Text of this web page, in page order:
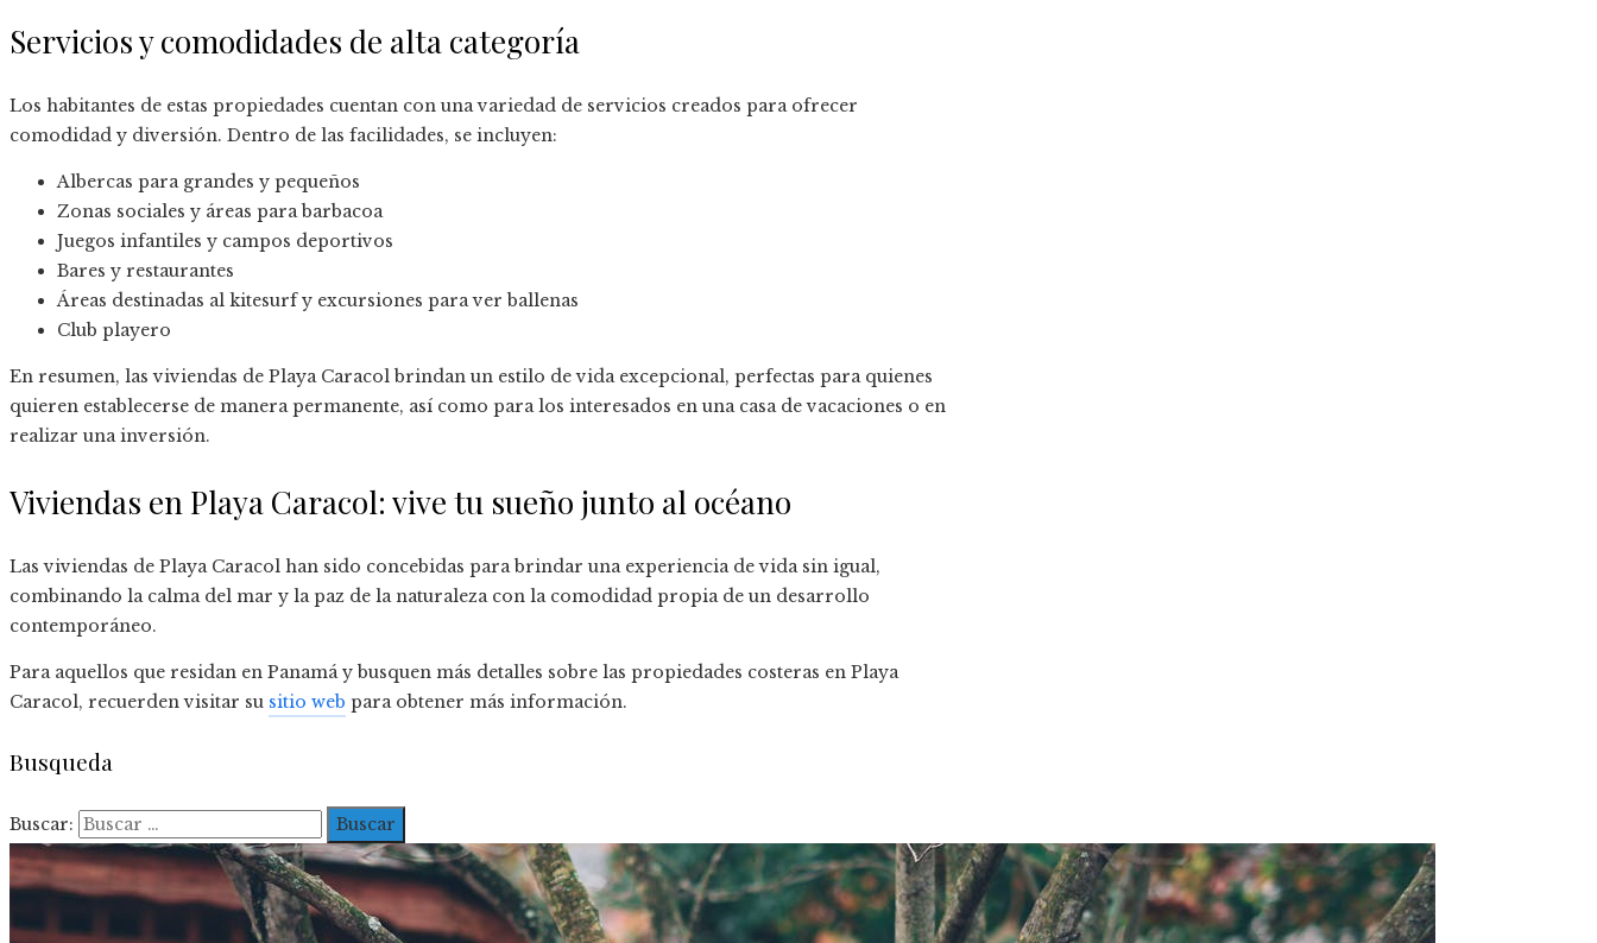
Servicios y comodidades de alta categoría
Los habitantes de estas propiedades cuentan con una variedad de servicios creados para ofrecer
comodidad y diversión. Dentro de las facilidades, se incluyen:
Albercas para grandes y pequeños
Zonas sociales y áreas para barbacoa
Juegos infantiles y campos deportivos
Bares y restaurantes
Áreas destinadas al kitesurf y excursiones para ver ballenas
Club playero
En resumen, las viviendas de Playa Caracol brindan un estilo de vida excepcional, perfectas para quienes
quieren establecerse de manera permanente, así como para los interesados en una casa de vacaciones o en
realizar una inversión.
Viviendas en Playa Caracol: vive tu sueño junto al océano
Las viviendas de Playa Caracol han sido concebidas para brindar una experiencia de vida sin igual,
combinando la calma del mar y la paz de la naturaleza con la comodidad propia de un desarrollo
contemporáneo.
Para aquellos que residan en Panamá y busquen más detalles sobre las propiedades costeras en Playa
Caracol, recuerden visitar su sitio web para obtener más información.
Busqueda
Buscar: